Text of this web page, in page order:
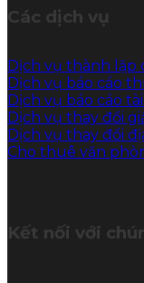
Các dịch vụ
Dịch vụ thành lập
Dịch vụ báo cáo
Dịch vụ báo cáo
Dịch vụ thay đổi
Dịch vụ thay đổi
Cho thuê văn
Kết nối với